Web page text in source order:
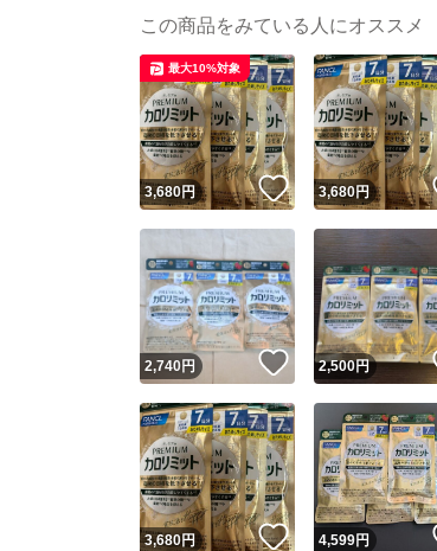
この商品をみている人にオススメ
3,680円 いいね！
最大10%対象
3,680円
2,740円 いいね！
2,500円
3,680円 いいね！
4,599円